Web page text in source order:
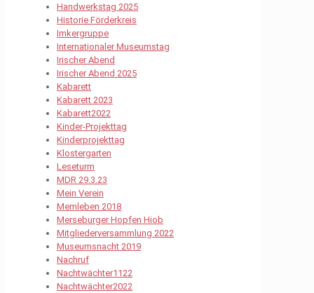
Handwerkstag 2025
Historie Förderkreis
Imkergruppe
Internationaler Museumstag
Irischer Abend
Irischer Abend 2025
Kabarett
Kabarett 2023
Kabarett2022
Kinder-Projekttag
Kinderprojekttag
Klostergarten
Leseturm
MDR 29.3.23
Mein Verein
Memleben 2018
Merseburger Hopfen Hiob
Mitgliederversammlung 2022
Museumsnacht 2019
Nachruf
Nachtwächter1122
Nachtwächter2022